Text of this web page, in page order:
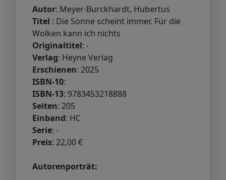
Autor: Meyer-Burckhardt, Hubertus
Titel : Die Sonne scheint immer. Für die
Wolken kann ich nichts
Originaltitel: -
Verlag: Heyne Verlag
Erschienen: 2025
ISBN-10:
ISBN-13: 9783453218888
Seiten: 205
Einband: HC
Serie: -
Preis: 22,00 €
Autorenporträt: